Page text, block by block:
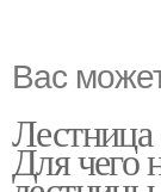
Вас
Лестница
Для чего